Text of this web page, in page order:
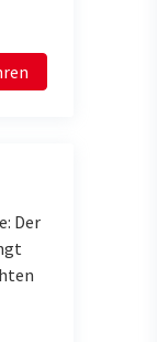
Der